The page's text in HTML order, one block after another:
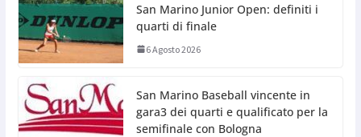
San Marino Junior Open: definiti i
quarti di finale
6 Agosto 2026
San Marino Baseball vincente in
gara3 dei quarti e qualificato per la
semifinale con Bologna